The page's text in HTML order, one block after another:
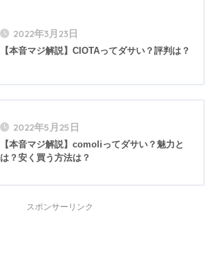
2022年3月23日
【本音マジ解説】CIOTAってダサい？評判は？
2022年5月25日
【本音マジ解説】comoliってダサい？魅力と
は？安く買う方法は？
スポンサーリンク